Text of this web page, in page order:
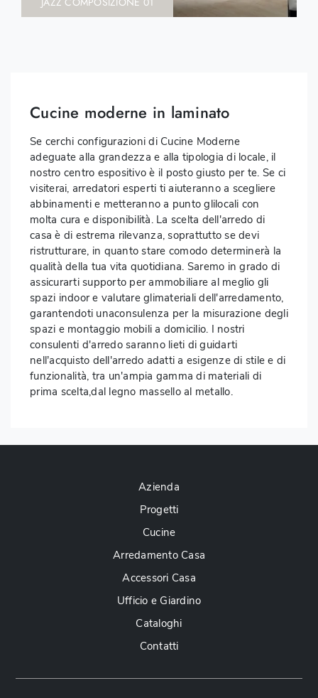
Cucine moderne in laminato
Se cerchi configurazioni di Cucine Moderne
adeguate alla grandezza e alla tipologia di locale, il
nostro centro espositivo è il posto giusto per te. Se ci
visiterai, arredatori esperti ti aiuteranno a scegliere
abbinamenti e metteranno a punto glilocali con
molta cura e disponibilità. La scelta dell'arredo di
casa è di estrema rilevanza, soprattutto se devi
ristrutturare, in quanto stare comodo determinerà la
qualità della tua vita quotidiana. Saremo in grado di
assicurarti supporto per ammobiliare al meglio gli
spazi indoor e valutare glimateriali dell'arredamento,
garantendoti unaconsulenza per la misurazione degli
spazi e montaggio mobili a domicilio. I nostri
consulenti d'arredo saranno lieti di guidarti
nell’acquisto dell'arredo adatti a esigenze di stile e di
funzionalità, tra un'ampia gamma di materiali di
prima scelta,dal legno massello al metallo.
Azienda
Progetti
Cucine
Arredamento Casa
Accessori Casa
Ufficio e Giardino
Cataloghi
Contatti